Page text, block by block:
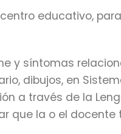
educativo,
y síntomas
dibujos, en
a través de la
que la o el